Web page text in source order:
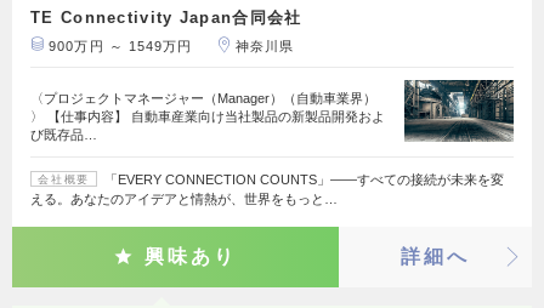
TE Connectivity Japan合同会社
900万円 ～ 1549万円 神奈川県
〈プロジェクトマネージャー（Manager）（自動車業界）
〉 【仕事内容】 自動車産業向け当社製品の新製品開発およ
び既存品…
会社概要
「EVERY CONNECTION COUNTS」――すべての接続が未来を変
える。あなたのアイデアと情熱が、世界をもっと…
興味あり 詳細へ